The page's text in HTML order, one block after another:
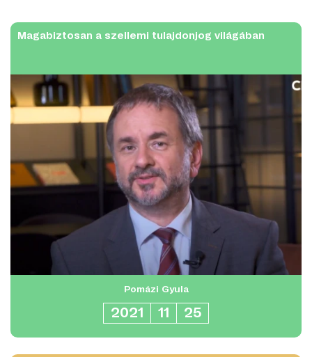
Magabiztosan a szellemi tulajdonjog világában
Pomázi Gyula
2021 11 25